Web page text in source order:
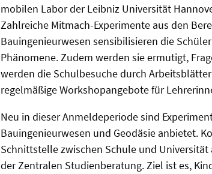
mobilen Labor der Leibniz Universität
Zahlreiche Mitmach-Experimente aus den
Bauingenieurwesen sensibilisieren die
Phänomene. Zudem werden sie ermutigt,
werden die Schulbesuche durch
regelmäßige Workshopangebote für
Neu in dieser Anmeldeperiode sind
Bauingenieurwesen und Geodäsie anbietet.
Schnittstelle zwischen Schule und
der Zentralen Studienberatung. Ziel ist es,